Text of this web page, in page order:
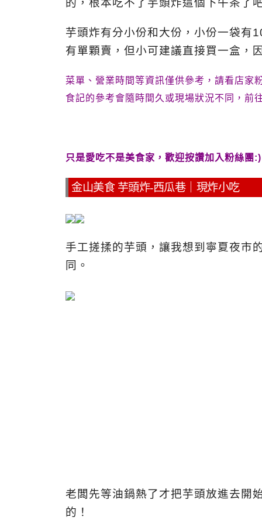
的，根本吃不了芋頭炸這個下午茶了
芋頭炸有分小份和大份，小份一袋有
有單顆賣，但小可建議直接買一盒，
菜單、營業時間等資訊僅供參考，請看店家
食記的參考會隨時間久或現場狀況不同，前
只是愛吃不是美食家，歡迎按讚加入粉絲團:)
金山美食 芋頭炸-西瓜巷｜現炸小吃
手工搓揉的芋頭，讓我想到寧夏夜市
同。
老闆先等油鍋熱了才把芋頭放進去開
的！